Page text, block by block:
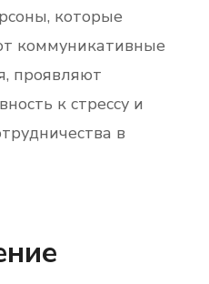
которые
коммуникативные
проявляют
к стрессу и
в